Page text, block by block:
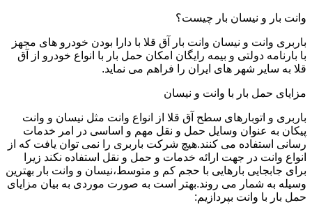
وانت بار و نیسان بار چیست؟
باربری وانت و نیسان وانت بار آق قلا با دارا بودن خودرو های مجهز
با بارنامه دولتی و بیمه رایگان امکان حمل بار با انواع خودرو از آق
قلا به سایر شهر های ایران را فراهم می نماید.
مزایای حمل بار با وانت و نیسان
باربری و اتوبارهای سطح آق قلا از انواع وانت مثل نیسان و وانت
پیکان به عنوان وسایل حمل و نقل مهم و اساسی در امر خدمات
رسانی استفاده می کنند.هیچ شرکت باربری را نمی توان یافت که از
انواع وانت در جهت ارائه خدمات و حمل و نقل استفاده نکند زیرا
برای جابجایی بارهایی با حجم کم و متوسط،نیسان و وانت بار بهترین
وسیله به شمار می روند.بهتر است به صورت موردی به بیان مزایای
حمل بار با وانت بپردازیم: